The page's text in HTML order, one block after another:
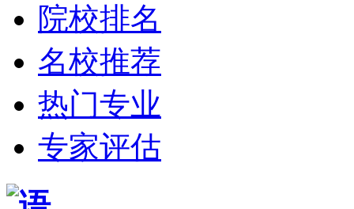
院校排名
名校推荐
热门专业
专家评估